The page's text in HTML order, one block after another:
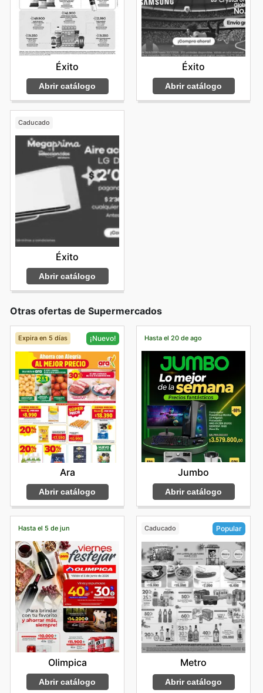
Éxito
Abrir catálogo
Éxito
Abrir catálogo
Caducado
Éxito
Abrir catálogo
Otras ofertas de Supermercados
Expira en 5 días ¡Nuevo!
Ara
Abrir catálogo
Hasta el 20 de ago
Jumbo
Abrir catálogo
Hasta el 5 de jun
Olimpica
Abrir catálogo
Caducado Popular
Metro
Abrir catálogo